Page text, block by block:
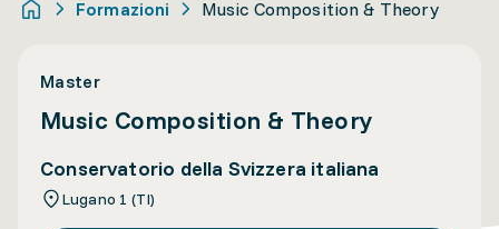
Formazioni Music Composition & Theory
Master
Music Composition & Theory
Conservatorio della Svizzera italiana
Lugano 1 (TI)